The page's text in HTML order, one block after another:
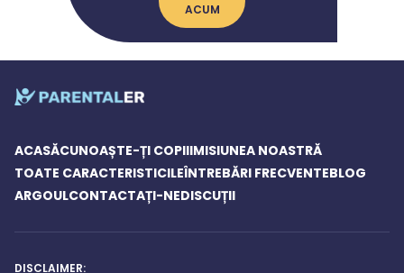
ACUM
ACASĂCUNOAȘTE-ȚI COPIIIMISIUNEA NOASTRĂ
TOATE CARACTERISTICILEÎNTREBĂRI FRECVENTEBLOG
ARGOULCONTACTAȚI-NEDISCUȚII
DISCLAIMER: